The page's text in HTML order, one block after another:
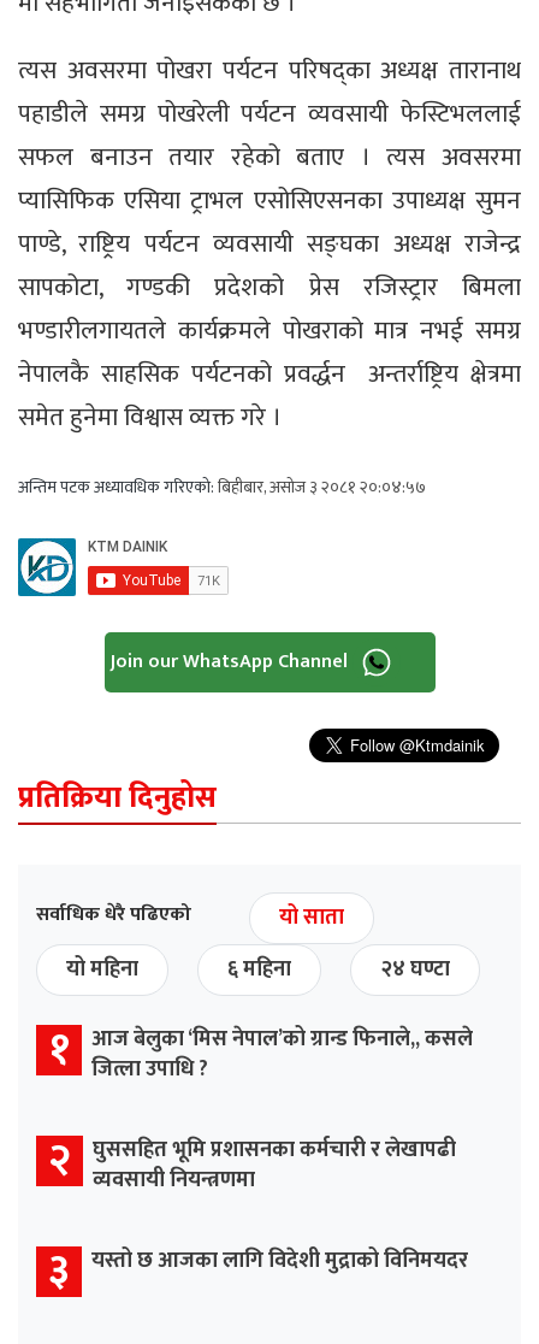
त्यस अवसरमा पोखरा पर्यटन परिषद्का अध्यक्ष तारानाथ
पहाडीले समग्र पोखरेली पर्यटन व्यवसायी फेस्टिभललाई
सफल बनाउन तयार रहेको बताए । त्यस अवसरमा
प्यासिफिक एसिया ट्राभल एसोसिएसनका उपाध्यक्ष सुमन
पाण्डे, राष्ट्रिय पर्यटन व्यवसायी सङ्घका अध्यक्ष राजेन्द्र
सापकोटा, गण्डकी प्रदेशको प्रेस रजिस्ट्रार बिमला
भण्डारीलगायतले कार्यक्रमले पोखराको मात्र नभई समग्र
नेपालकै साहसिक पर्यटनको प्रवर्द्धन अन्तर्राष्ट्रिय क्षेत्रमा
समेत हुनेमा विश्वास व्यक्त गरे ।
अन्तिम पटक अध्यावधिक गरिएको:बिहीबार, असोज ३ २०८१ २०:०४:५७
Join our WhatsApp Channel
प्रतिक्रिया दिनुहोस
सर्वाधिक धेरै पढिएको
यो साता
यो महिना
६ महिना २४ घण्टा
१ आज बेलुका ‘मिस नेपाल’को ग्रान्ड फिनाले,, कसले
जित्ला उपाधि ?
२ घुससहित भूमि प्रशासनका कर्मचारी र लेखापढी
व्यवसायी नियन्त्रणमा
३ यस्तो छ आजका लागि विदेशी मुद्राको विनिमयदर